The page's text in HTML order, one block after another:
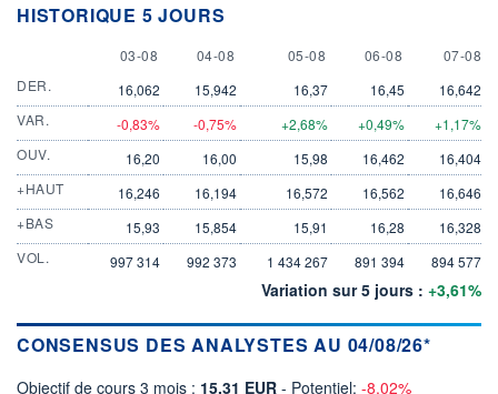
HISTORIQUE 5 JOURS
3 AUGUST
03-08 4 AUGUST
04-08 5 AUGUST
05-08 6 AUGUST
06-08 7
07-08
DER.
16,062 15,942 16,37 16,45
16,642
VAR.
-0,83% -0,75% +2,68% +0,49%
+1,17%
OUV.
16,20 16,00 15,98 16,462
16,404
+HAUT
16,246 16,194 16,572 16,562
16,646
+BAS
15,93 15,854 15,91 16,28
16,328
VOL.
997 314 992 373 1 434 267 891 394 894 577
Variation sur 5 jours : +3,61%
CONSENSUS DES ANALYSTES AU 04/08/26*
Objectif de cours 3 mois : 15,31 EUR - Potentiel: -8,02%